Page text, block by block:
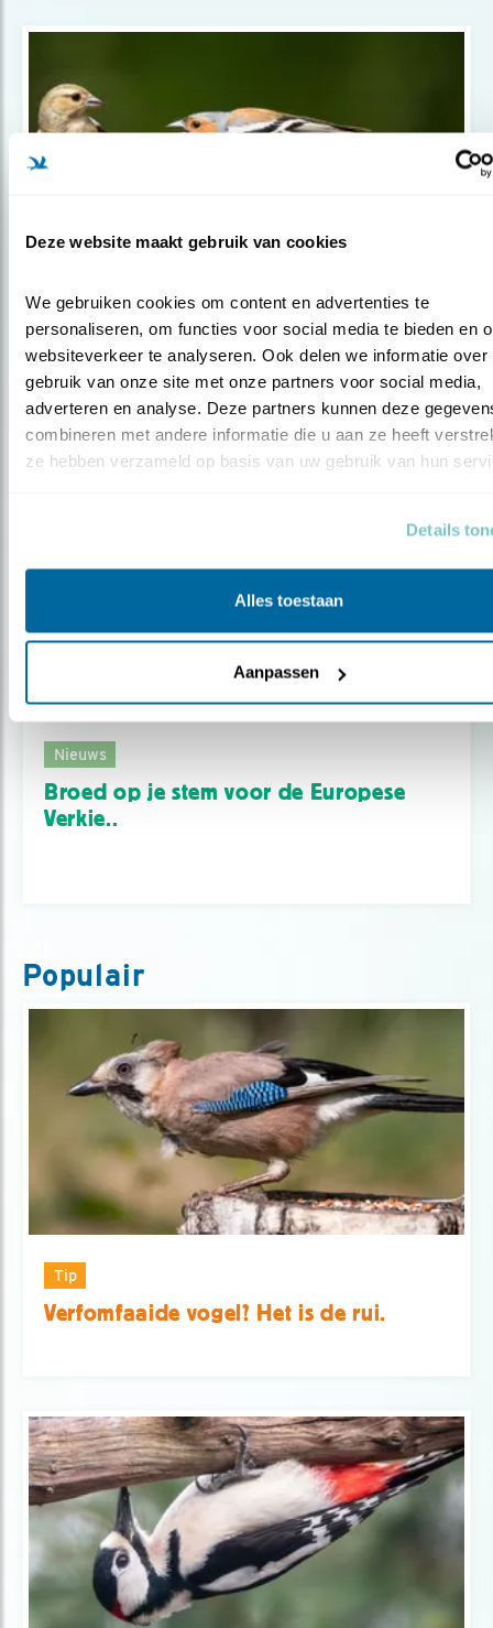
Deze website maakt gebruik van cookies
We gebruiken cookies om content en advertenties te
personaliseren, om functies voor social media te bieden en
websiteverkeer te analyseren. Ook delen we informatie over
gebruik van onze site met onze partners voor social media,
adverteren en analyse. Deze partners kunnen deze
combineren met andere informatie die u aan ze heeft
ze hebben verzameld op basis van uw gebruik van hun
Details
Alles toestaan
Aanpassen
Nieuws
Hét Groene Verkiezingsdebat trekt volle
..
Nieuws
Broed op je stem voor de Europese
Verkie..
Populair
Tip
Verfomfaaide vogel? Het is de rui.